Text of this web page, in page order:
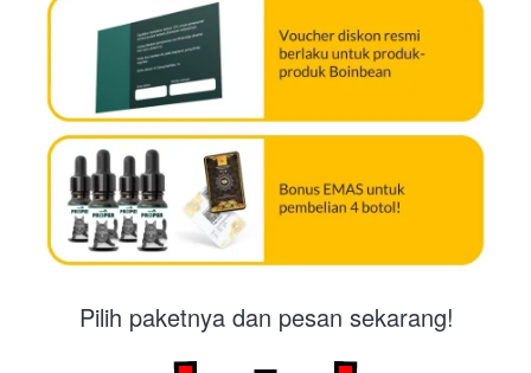
Pilih paketnya dan pesan sekarang!